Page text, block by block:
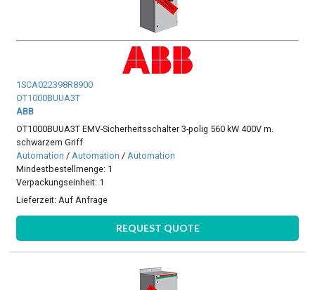
1SCA022398R8900
OT1000BUUA3T
ABB
OT1000BUUA3T EMV-Sicherheitsschalter 3-polig 560 kW 400V m.
schwarzem Griff
Automation /Automation /Automation
Mindestbestellmenge: 1
Verpackungseinheit: 1
Lieferzeit:Auf Anfrage
REQUEST QUOTE